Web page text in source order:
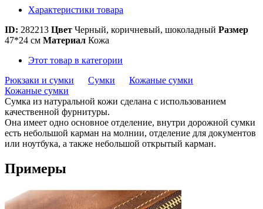
Характеристики товара
ID: 282213 Цвет Черный, коричневый, шоколадный Размер
47*24 см Материал Кожа
Этот товар в категории
Рюкзаки и сумки
Сумки
Кожаные сумки
Кожаные сумки
Сумка из натуральной кожи сделана с использованием
качественной фурнитуры.
Она имеет одно основное отделение, внутри дорожной сумки
есть небольшой карман на молнии, отделение для документов
или ноутбука, а также небольшой открытый карман.
Примеры